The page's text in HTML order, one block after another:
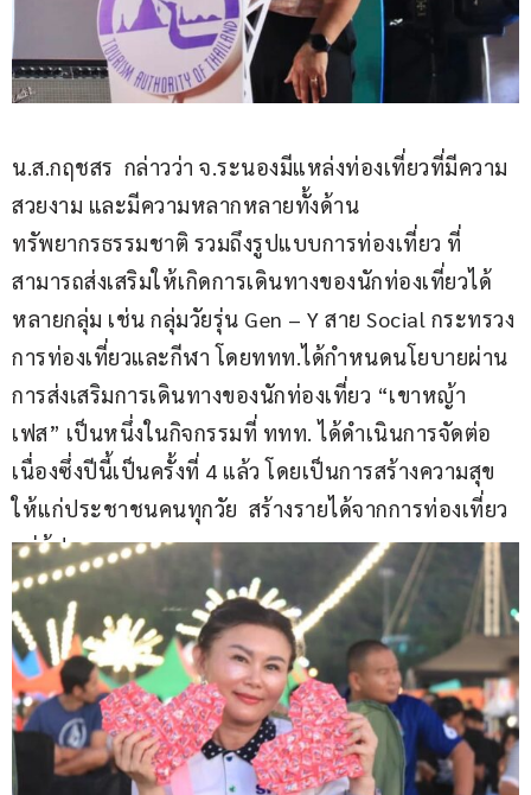
น.ส.กฤชสร  กล่าวว่า จ.ระนองมีแหล่งท่องเที่ยวที่มีความ
สวยงาม และมีความหลากหลายทั้งด้าน
ทรัพยากรธรรมชาติ รวมถึงรูปแบบการท่องเที่ยว ที่
สามารถส่งเสริมให้เกิดการเดินทางของนักท่องเที่ยวได้
หลายกลุ่ม เช่น กลุ่มวัยรุ่น Gen – Y สาย Social กระทรวง
การท่องเที่ยวและกีฬา โดยททท.ได้กำหนดนโยบายผ่าน
การส่งเสริมการเดินทางของนักท่องเที่ยว “เขาหญ้า
เฟส” เป็นหนึ่งในกิจกรรมที่ ททท. ได้ดำเนินการจัดต่อ
เนื่องซึ่งปีนี้เป็นครั้งที่ 4 แล้ว โดยเป็นการสร้างความสุข
ให้แก่ประชาชนคนทุกวัย  สร้างรายได้จากการท่องเที่ยว
แก่ผู้ประกอบการ